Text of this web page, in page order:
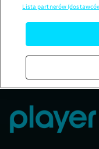
Lista partnerów